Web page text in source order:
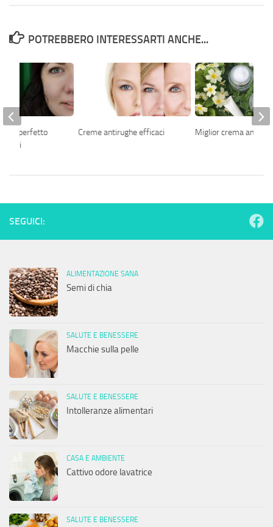
POTREBBERO INTERESSARTI ANCHE...
Creme antirughe efficaci Miglior crema
un perfetto
verdi
SEGUICI:
ALIMENTAZIONE SANA
Semi di chia
SALUTE E BENESSERE
Macchie sulla pelle
SALUTE E BENESSERE
Intolleranze alimentari
CASA E AMBIENTE
Cattivo odore lavatrice
SALUTE E BENESSERE